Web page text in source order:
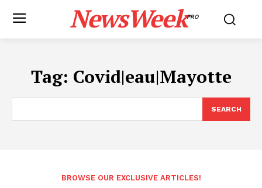
NewsWeekPRO
Tag: Covid|eau|Mayotte
SEARCH
BROWSE OUR EXCLUSIVE ARTICLES!